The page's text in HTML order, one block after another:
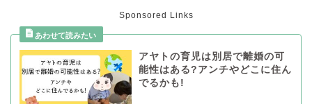
Sponsored Links
アヤトの育児は別居で離婚の可
能性はある?アンチやどこに住ん
でるかも!